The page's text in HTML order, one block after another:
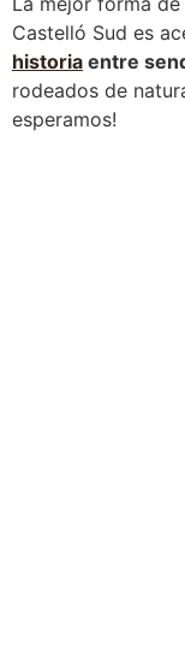
Castelló Sud es
historia entre
rodeados de
esperamos!